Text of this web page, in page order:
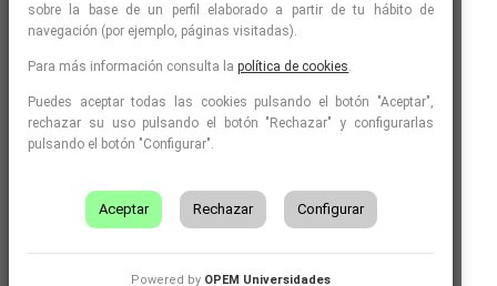
sobre la base de un perfil elaborado a partir de tu hábito de
navegación (por ejemplo, páginas visitadas).
Para más información consulta lapolítica de cookies.
Puedes aceptar todas las cookies pulsando el botón "Aceptar",
rechazar su uso pulsando el botón "Rechazar" y configurarlas
pulsando el botón "Configurar".
Aceptar Rechazar Configurar
Powered by OPEM Universidades